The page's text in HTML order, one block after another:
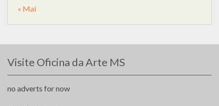
« Mai
Visite Oficina da Arte MS
no adverts for now